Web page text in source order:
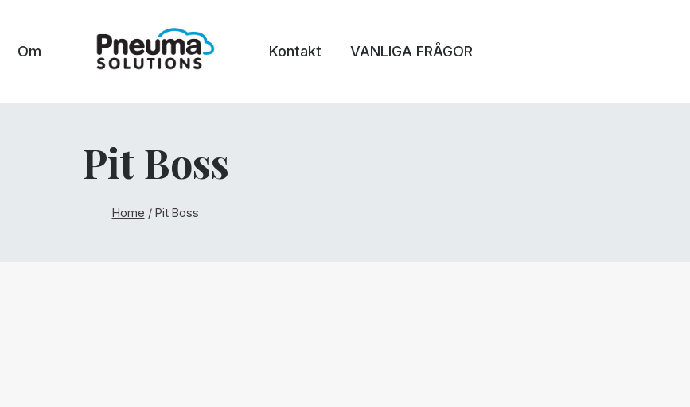
Om Kontakt VANLIGA FRÅGOR
Pit Boss
Home / Pit Boss